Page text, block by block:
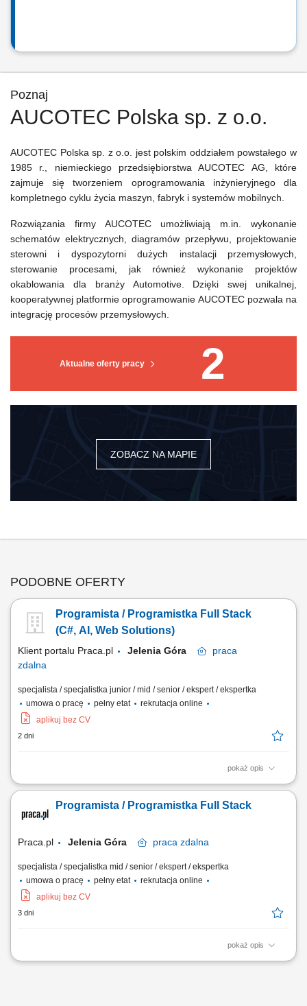
Poznaj
AUCOTEC Polska sp. z o.o.
Aktualne oferty pracy 2
ZOBACZ NA MAPIE
AUCOTEC Polska sp. z o.o. jest polskim oddziałem powstałego w
1985 r., niemieckiego przedsiębiorstwa AUCOTEC AG, które
zajmuje się tworzeniem oprogramowania inżynieryjnego dla
kompletnego cyklu życia maszyn, fabryk i systemów mobilnych.
Rozwiązania firmy AUCOTEC umożliwiają m.in. wykonanie
schematów elektrycznych, diagramów przepływu, projektowanie
sterowni i dyspozytorni dużych instalacji przemysłowych,
sterowanie procesami, jak również wykonanie projektów
okablowania dla branży Automotive. Dzięki swej unikalnej,
kooperatywnej platformie oprogramowanie AUCOTEC pozwala na
integrację procesów przemysłowych.
PODOBNE OFERTY
Programista / Programistka Full Stack
(C#, AI, Web Solutions)
Klient portalu Praca.pl Jelenia Góra
praca
zdalna
specjalista / specjalistka junior / mid / senior / ekspert / ekspertka
umowa o pracę
pełny etat
rekrutacja online
aplikuj bez CV
2 dni
pokaż opis
projektowanie i rozwój nowych funkcjonalności oprogramowania w
opartych na WPF oraz komponentów typu Microservices,
współtworzenie architektury systemu oraz proponowanie
Programista / Programistka Full Stack
Praca.pl Jelenia Góra praca zdalna
specjalista / specjalistka mid / senior / ekspert / ekspertka
umowa o pracę
pełny etat
rekrutacja online
aplikuj bez CV
3 dni
pokaż opis
Opis stanowiska rozwijanie specjalistycznego oprogramowania w